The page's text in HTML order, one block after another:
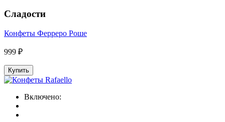
Сладости
Конфеты Ферреро Роше
999 ₽
Купить
Включено: